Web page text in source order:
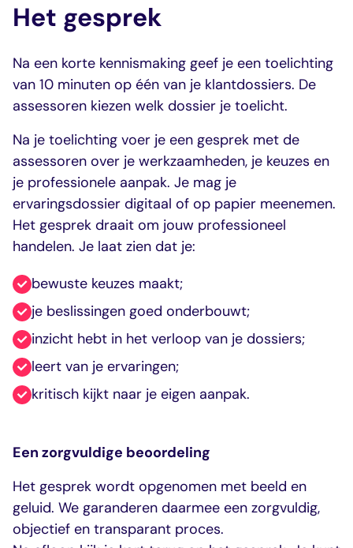
Het gesprek
Na een korte kennismaking geef je een toelichting
van 10 minuten op één van je klantdossiers. De
assessoren kiezen welk dossier je toelicht.
Na je toelichting voer je een gesprek met de
assessoren over je werkzaamheden, je keuzes en
je professionele aanpak. Je mag je
ervaringsdossier digitaal of op papier meenemen.
Het gesprek draait om jouw professioneel
handelen. Je laat zien dat je:
bewuste keuzes maakt;
je beslissingen goed onderbouwt;
inzicht hebt in het verloop van je dossiers;
leert van je ervaringen;
kritisch kijkt naar je eigen aanpak.
Een zorgvuldige beoordeling
Het gesprek wordt opgenomen met beeld en
geluid. We garanderen daarmee een zorgvuldig,
objectief en transparant proces.